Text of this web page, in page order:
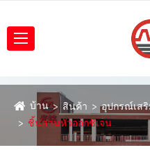
บ้าน สินค้า
อุปกรณ์เส
ชิ้นส่วนหัวออกซิเจน